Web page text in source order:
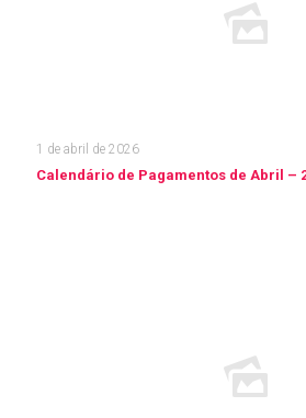
1 de abril de 2026
Calendário de Pagamentos de Abril –